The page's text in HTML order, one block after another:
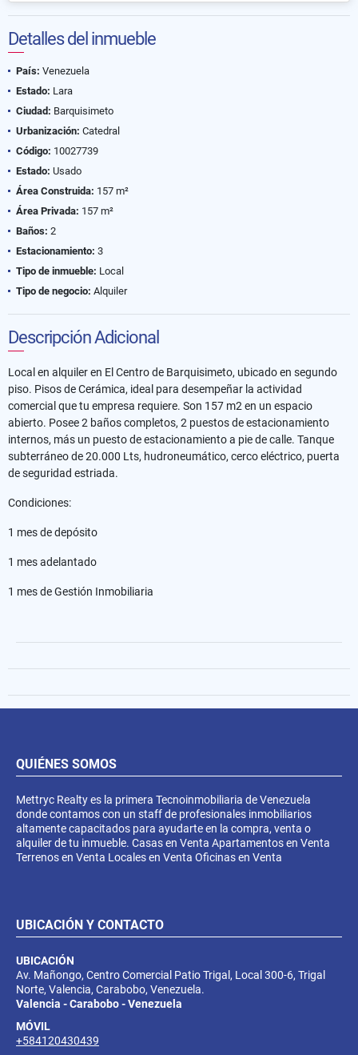
Detalles del inmueble
País: Venezuela
Estado: Lara
Ciudad: Barquisimeto
Urbanización: Catedral
Código: 10027739
Estado: Usado
Área Construida: 157 m²
Área Privada: 157 m²
Baños: 2
Estacionamiento: 3
Tipo de inmueble: Local
Tipo de negocio: Alquiler
Descripción Adicional
Local en alquiler en El Centro de Barquisimeto, ubicado en segundo
piso. Pisos de Cerámica, ideal para desempeñar la actividad
comercial que tu empresa requiere. Son 157 m2 en un espacio
abierto. Posee 2 baños completos, 2 puestos de estacionamiento
internos, más un puesto de estacionamiento a pie de calle. Tanque
subterráneo de 20.000 Lts, hudroneumático, cerco eléctrico, puerta
de seguridad estriada.
Condiciones:
1 mes de depósito
1 mes adelantado
1 mes de Gestión Inmobiliaria
QUIÉNES SOMOS
Mettryc Realty es la primera Tecnoinmobiliaria de Venezuela
donde contamos con un staff de profesionales inmobiliarios
altamente capacitados para ayudarte en la compra, venta o
alquiler de tu inmueble. Casas en Venta Apartamentos en Venta
Terrenos en Venta Locales en Venta Oficinas en Venta
UBICACIÓN Y CONTACTO
UBICACIÓN
Av. Mañongo, Centro Comercial Patio Trigal, Local 300-6, Trigal
Norte, Valencia, Carabobo, Venezuela.
Valencia - Carabobo - Venezuela
MÓVIL
+584120430439